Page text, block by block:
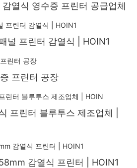
열식 영수증 프린터 공급업체
널 프린터 감열식 | HOIN1
프린터 공장
프린터 블루투스 제조업체 |
감열식 프린터 | HOIN1